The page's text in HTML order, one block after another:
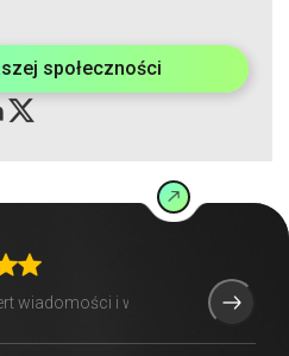
społeczności